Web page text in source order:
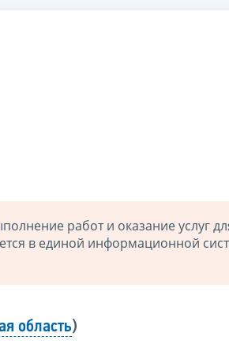
работ и оказание услуг
в единой информационной
область)